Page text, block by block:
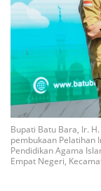
Bupati Batu Bara, Ir.
pembukaan Pelatihan
Pendidikan Agama
Empat Negeri,